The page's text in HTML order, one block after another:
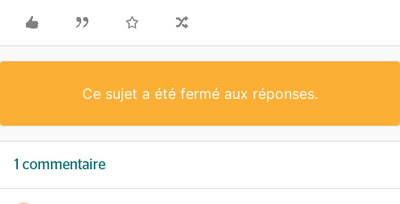
Ce sujet a été fermé aux réponses.
1 commentaire